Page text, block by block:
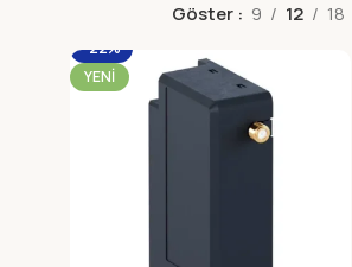
Göster 9 12 18
-22%
YENI